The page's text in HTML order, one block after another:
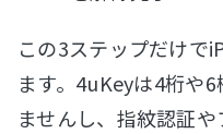
この3ステップだけで
ます。4uKeyは4桁や
ませんし、指紋認証